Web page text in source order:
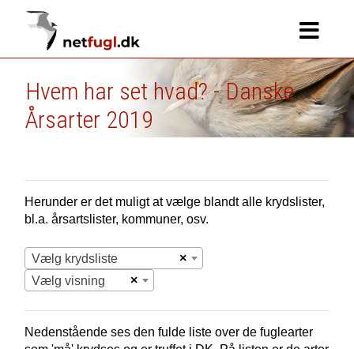
Hvem har set hvad? - Danske
Årsarter 2019
Herunder er det muligt at vælge blandt alle krydslister,
bl.a. årsartslister, kommuner, osv.
×
Vælg krydsliste
×
Vælg visning
Nedenstående ses den fulde liste over de fuglearter